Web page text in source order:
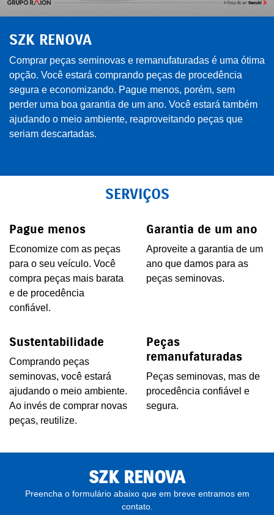
SZK RENOVA
Comprar peças seminovas e remanufaturadas é uma ótima
opção. Você estará comprando peças de procedência
segura e economizando. Pague menos, porém, sem
perder uma boa garantia de um ano. Você estará também
ajudando o meio ambiente, reaproveitando peças que
seriam descartadas.
SERVIÇOS
Pague menos
Economize com as peças
para o seu veículo. Você
compra peças mais barata
e de procedência
confiável.
Garantia de um ano
Aproveite a garantia de um
ano que damos para as
peças seminovas.
Sustentabilidade
Comprando peças
seminovas, você estará
ajudando o meio ambiente.
Ao invés de comprar novas
peças, reutilize.
Peças
remanufaturadas
Peças seminovas, mas de
procedência confiável e
segura.
SZK RENOVA
Preencha o formulário abaixo que em breve entramos em
contato.